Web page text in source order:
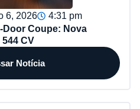
6, 2026
4:31 pm
Door Coupe: Nova
CV
Notícia